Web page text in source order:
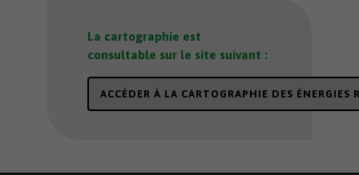
La cartographie est
consultable sur le site suivant :
ACCÉDER À LA CARTOGRAPHIE DES ÉNERGIES